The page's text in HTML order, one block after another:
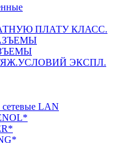
ПЛАТУ КЛАСС.
ЭКСПЛ.
LAN